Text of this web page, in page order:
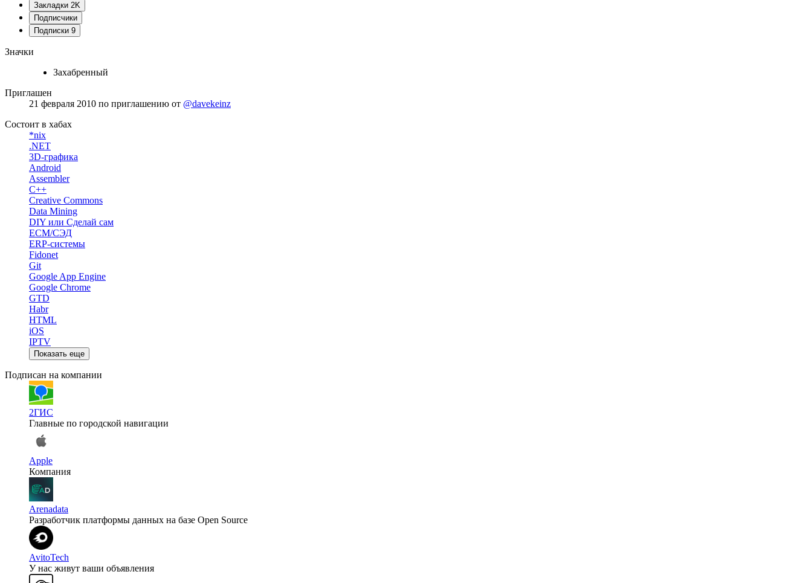
Закладки 2K
Подписчики
Подписки 9
Значки
Захабренный
Приглашен
21 февраля 2010 по приглашению от @davekeinz
Состоит в хабах
*nix
.NET
3D-графика
Android
Assembler
C++
Creative Commons
Data Mining
DIY или Сделай сам
ECM/СЭД
ERP-системы
Fidonet
Git
Google App Engine
Google Chrome
GTD
Habr
HTML
iOS
IPTV
Показать еще
Подписан на компании
2ГИС
Главные по городской навигации
Apple
Компания
Arenadata
Разработчик платформы данных на базе Open Source
AvitoTech
У нас живут ваши объявления